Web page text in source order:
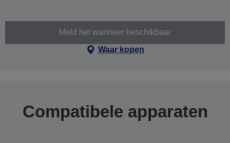
Meld het wanneer beschikbaar
Waar kopen
Compatibele apparaten